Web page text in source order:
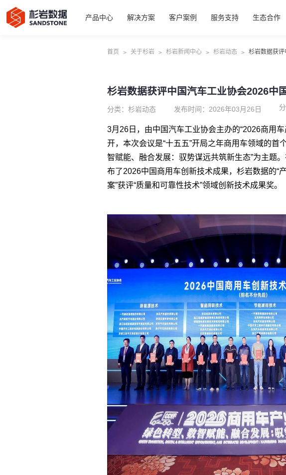
产品中心 解决方案 客户案例 服务支持 生态合作
首页 > 关于杉岩 > 杉岩新闻中心 > 杉岩动态 > 杉岩数据获
杉岩数据获评中国汽车工业协会2026中
分类：杉岩动态 发布时间：2026年03月26日
3月26日，由中国汽车工业协会主办的“2026商用
开，本次会议是“十五五”开局之年商用车领域的首
智赋能、融合发展：驭势谋远共筑新生态”为主题
布了2026中国商用车创新技术成果，杉岩数据的“
案”获评“质量和可靠性技术”领域创新技术成果奖。